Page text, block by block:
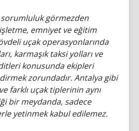
sorumluluk görmezden
emniyet ve eğitim
uçak operasyonlarında
karmaşık taksi yolları ve
konusunda ekipleri
zorundadır. Antalya gibi
farklı uçak tiplerinin aynı
bir meydanda, sadece
yetinmek kabul edilemez.